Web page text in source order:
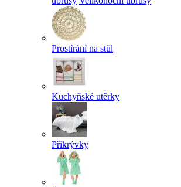
Prostírání na stůl
Kuchyňské utěrky
Přikrývky